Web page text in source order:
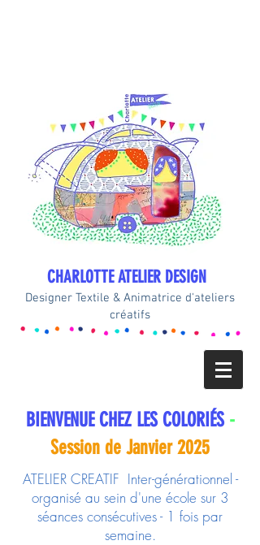
CHARLOTTE ATELIER DESIGN
Designer Textile & Animatrice d'ateliers
créatifs
BIENVENUE CHEZ LES COLORIÉS -
Session de Janvier 2025
ATELIER CREATIF Inter-générationnel -
organisé au sein d'une école sur 3
séances consécutives - 1 fois par
semaine.